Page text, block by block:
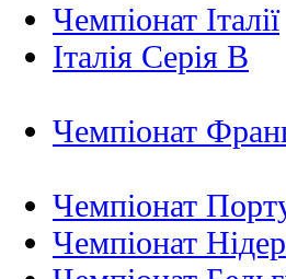
Чемпіонат Італії
Італія Серія B
Чемпіонат
Чемпіонат
Чемпіонат